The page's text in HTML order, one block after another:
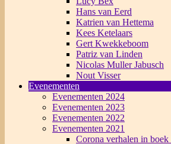
Hans van Eerd
Katrien van Hettema
Kees Ketelaars
Gert Kwekkeboom
Patriz van Linden
Nicolas Muller Jabusch
Nout Visser
Evenementen
Evenementen 2024
Evenementen 2023
Evenementen 2022
Evenementen 2021
Corona verhalen in